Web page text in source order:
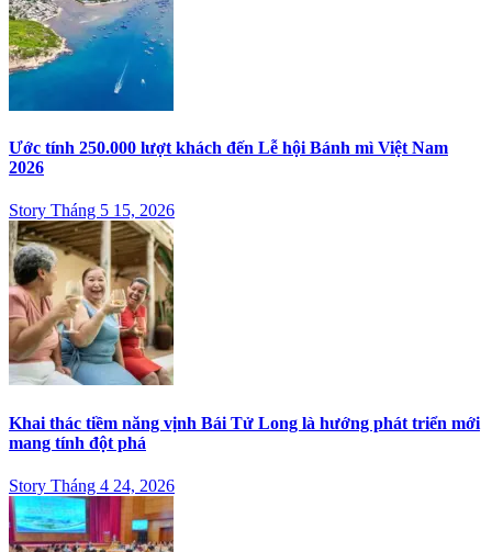
Ước tính 250.000 lượt khách đến Lễ hội Bánh mì Việt Nam
2026
Story Tháng 5 15, 2026
Khai thác tiềm năng vịnh Bái Tử Long là hướng phát triển mới
mang tính đột phá
Story Tháng 4 24, 2026